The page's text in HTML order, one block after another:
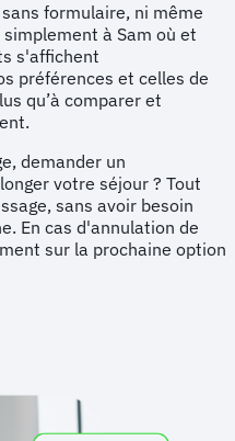
formulaire, ni même
à Sam où et
s'affichent
préférences et celles de
qu’à comparer et
demander un
votre séjour ? Tout
sans avoir besoin
En cas d'annulation de
sur la prochaine option